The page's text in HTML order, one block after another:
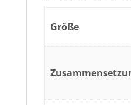
Größe